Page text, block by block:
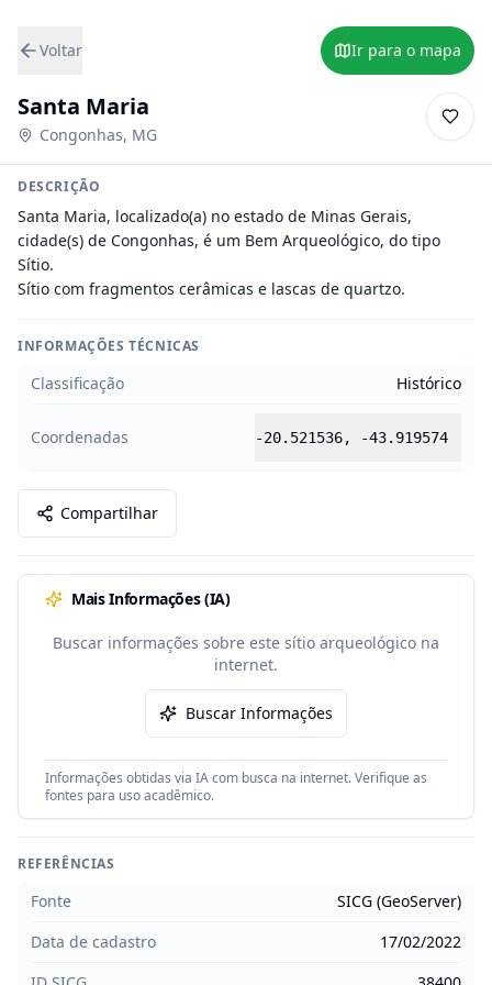
Voltar Ir para o mapa
Santa Maria
Congonhas, MG
DESCRIÇÃO
Santa Maria, localizado(a) no estado de Minas Gerais,
cidade(s) de Congonhas, é um Bem Arqueológico, do tipo
Sítio.
Sítio com fragmentos cerâmicas e lascas de quartzo.
INFORMAÇÕES TÉCNICAS
Classificação Histórico
Coordenadas -20.521536, -43.919574
Compartilhar
Mais Informações (IA)
Buscar informações sobre este sítio arqueológico na
internet.
Buscar Informações
Informações obtidas via IA com busca na internet. Verifique as
fontes para uso acadêmico.
REFERÊNCIAS
Fonte
SICG (GeoServer)
Data de cadastro
17/02/2022